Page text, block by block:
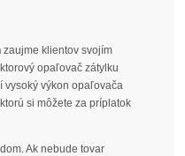
zaujme klientov svojím
opaľovač zátylku
vysoký výkon opaľovača
si môžete za príplatok
Ak nebude tovar